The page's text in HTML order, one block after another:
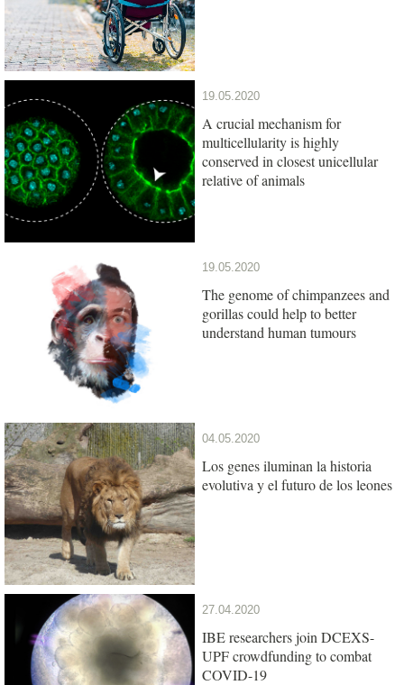
19.05.2020
A crucial mechanism for
multicellularity is highly
conserved in closest unicellular
relative of animals
19.05.2020
The genome of chimpanzees and
gorillas could help to better
understand human tumours
04.05.2020
Los genes iluminan la historia
evolutiva y el futuro de los leones
27.04.2020
IBE researchers join DCEXS-
UPF crowdfunding to combat
COVID-19